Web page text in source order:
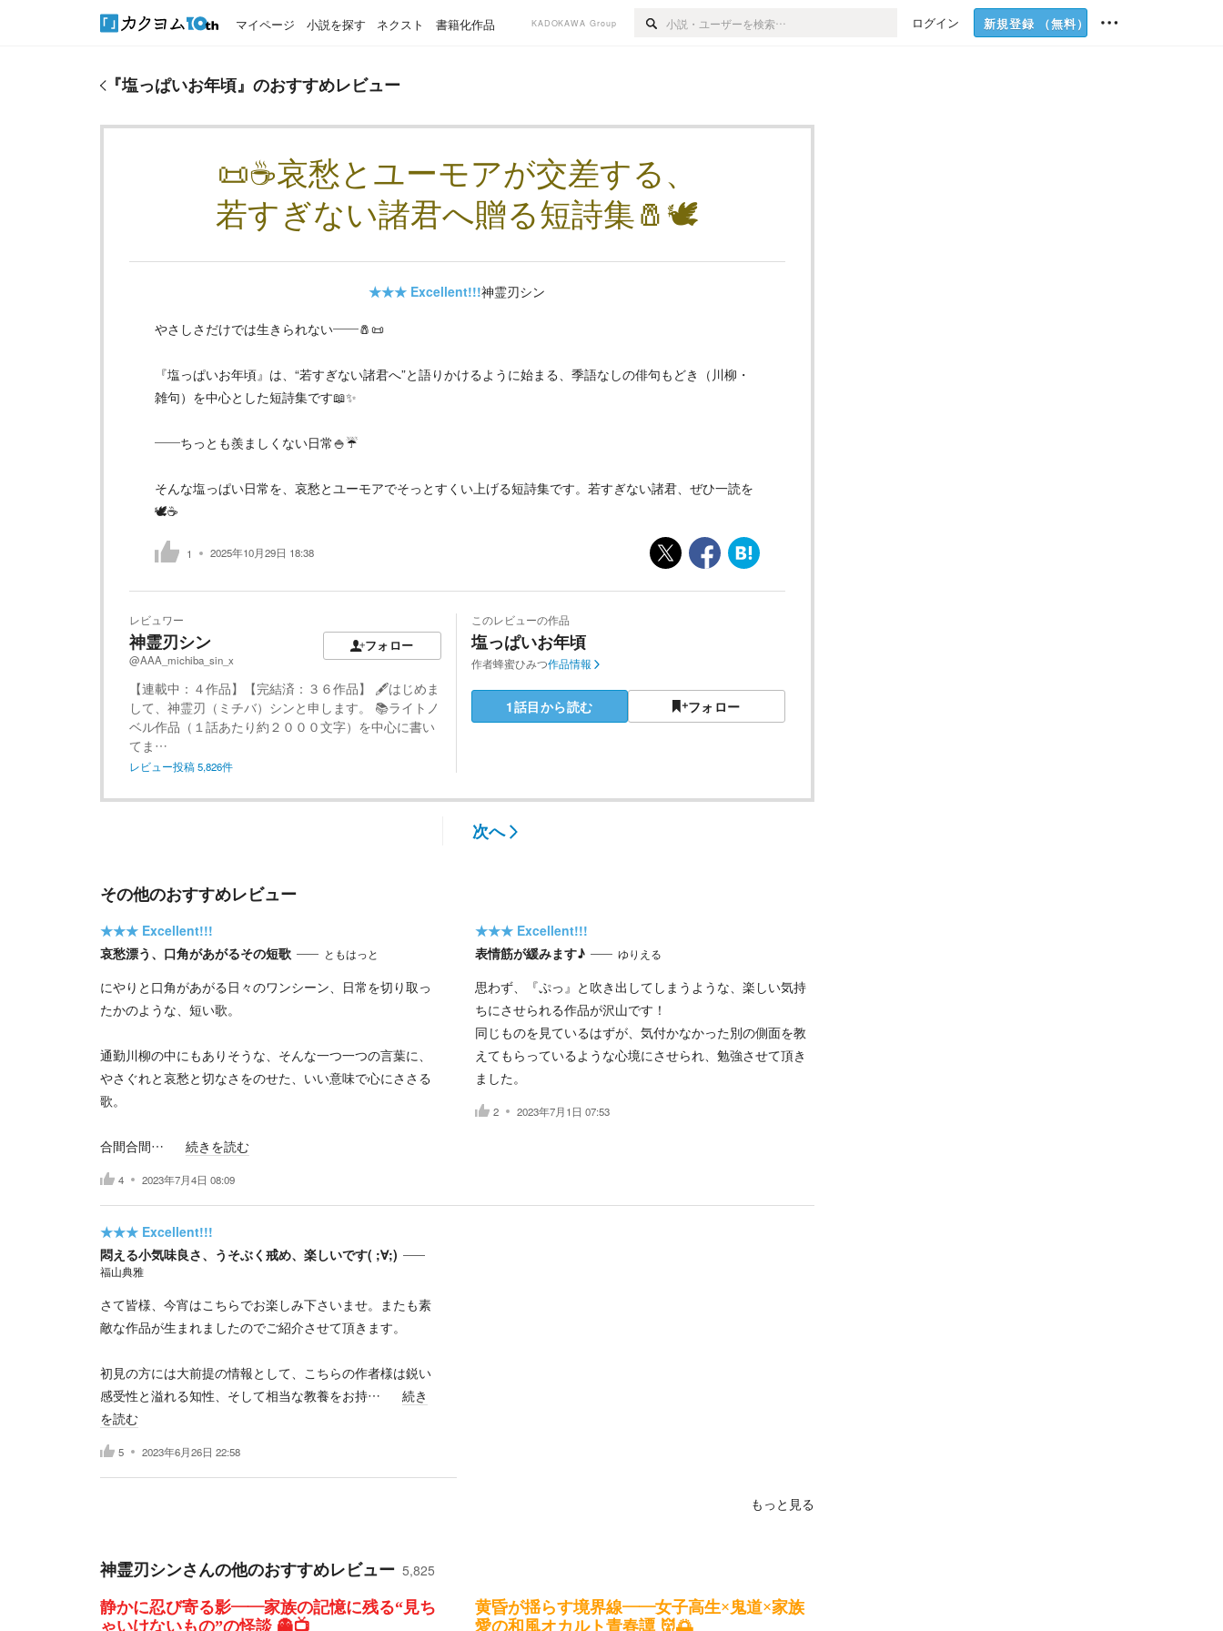
マイページ 小説を探す ネクスト 書籍化作品 KADOKAWA Group ログイン 新規登録 （無料）
『塩っぱいお年頃』のおすすめレビュー
📜☕哀愁とユーモアが交差する、
若すぎない諸君へ贈る短詩集🧂🕊️
★★★ Excellent!!!神霊刃シン
やさしさだけでは生きられない――🧂📜
『塩っぱいお年頃』は、“若すぎない諸君へ”と語りかけるように始まる、季語なしの俳句もどき（川柳・
雑句）を中心とした短詩集です📖✨
――ちっとも羨ましくない日常🍚☔
そんな塩っぱい日常を、哀愁とユーモアでそっとすくい上げる短詩集です。若すぎない諸君、ぜひ一読を
🕊️☕
1 2025年10月29日 18:38
レビュワー
神霊刃シン
@AAA_michiba_sin_x
フォロー
【連載中：４作品】【完結済：３６作品】 🖋️はじめま
して、神霊刃（ミチバ）シンと申します。 📚ライトノ
ベル作品（１話あたり約２０００文字）を中心に書い
てま…
レビュー投稿5,826件
このレビューの作品
塩っぱいお年頃
作者蜂蜜ひみつ作品情報
1話目から読む フォロー
次へ
その他のおすすめレビュー
★★★ Excellent!!!
哀愁漂う、口角があがるその短歌
ともはっと
にやりと口角があがる日々のワンシーン、日常を切り取っ
たかのような、短い歌。
通勤川柳の中にもありそうな、そんな一つ一つの言葉に、
やさぐれと哀愁と切なさをのせた、いい意味で心にささる
歌。
合間合間… 続きを読む
4 2023年7月4日 08:09
★★★ Excellent!!!
表情筋が緩みます♪
ゆりえる
思わず、『ぷっ』と吹き出してしまうような、楽しい気持
ちにさせられる作品が沢山です！
同じものを見ているはずが、気付かなかった別の側面を教
えてもらっているような心境にさせられ、勉強させて頂き
ました。
2 2023年7月1日 07:53
★★★ Excellent!!!
悶える小気味良さ、うそぶく戒め、楽しいです( ;∀;)
福山典雅
さて皆様、今宵はこちらでお楽しみ下さいませ。またも素
敵な作品が生まれましたのでご紹介させて頂きます。
初見の方には大前提の情報として、こちらの作者様は鋭い
感受性と溢れる知性、そして相当な教養をお持…
続き
を読む
5 2023年6月26日 22:58
もっと見る
神霊刃シンさんの他のおすすめレビュー 5,825
静かに忍び寄る影――家族の記憶に残る“見ち
ゃいけないもの”の怪談 👻📺
黄昏が揺らす境界線――女子高生×鬼道×家族
愛の和風オカルト青春譚 👹🌅